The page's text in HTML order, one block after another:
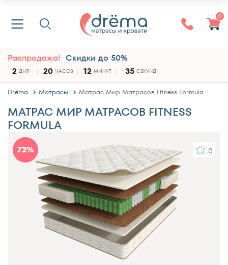
0
Распродажа! Скидки до 50%
2 ДНЯ 20 ЧАСОВ 12 МИНУТ 35 СЕКУНД
Drёma Матрасы Матрас Мир Матрасов Fitness Formula
МАТРАС МИР МАТРАСОВ FITNESS
FORMULA
72% 0